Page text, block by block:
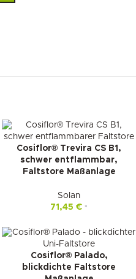
Cosiflor® Trevira CS B1,
schwer entflammbar,
Faltstore Maßanlage
Solan
71,45 € *
Cosiflor® Palado,
blickdichte Faltstore